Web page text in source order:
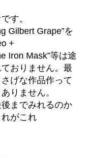
す。
Gilbert Grape”を
+
Iron Mask”等は途
おりません。最
げな作品作って
りません。
までみれるのか
がこれ